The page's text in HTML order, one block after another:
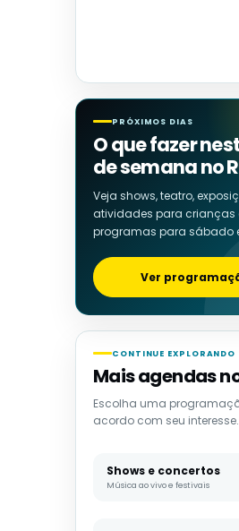
PRÓXIMOS DIAS
O que fazer
de semana no
Veja shows, teatro,
atividades para crianças
programas para sábado
Ver
CONTINUE EXPLORANDO
Mais agendas
Escolha uma
acordo com seu interesse.
Shows e concertos
Música ao vivo e festivais